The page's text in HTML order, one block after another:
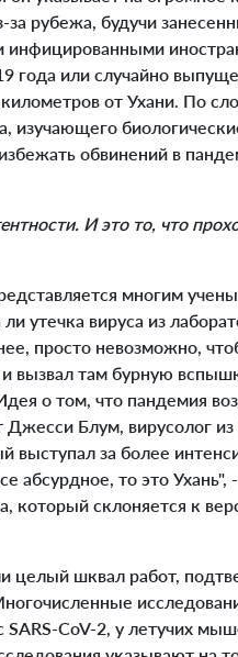
за рубежа, будучи
года или случайно
от Ухани. По
изучающего
обвинений в
И это то, что
многим
утечка вируса из
просто невозможно,
вызвал там бурную
о том, что пандемия
Джесси Блум, вирусолог
выступал за более
абсурдное, то это Ухань",
который склоняется к
целый шквал работ,
SARS-CoV-2, у летучих